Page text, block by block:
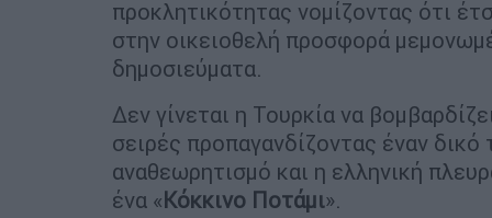
προκλητικότητας νομίζοντας ότι
στην οικειοθελή προσφορά
δημοσιεύματα.
Δεν γίνεται η Τουρκία να
σειρές προπαγανδίζοντας έναν
αναθεωρητισμό και η ελληνική
ένα « Κόκκινο Ποτάμι».